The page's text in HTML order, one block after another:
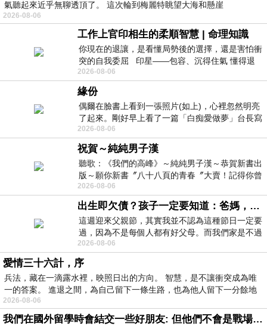
氣聽起來近乎無聊透頂了。 這次輪到梅麗特眺望大海和懸崖
2026-08-06
工作上官印相生的柔順智慧 | 命理知識
你現在的退讓，是看懂局勢後的選擇，還是害怕衝
突的自我委屈 印星——包容、沉得住氣 懂得退
一步觀察，不會
2026-08-06
緣份
偶爾在臉書上看到一張照片(如上)，心裡忽然明亮
了起來。剛好早上看了一篇「白痴愛做夢」台長寫
的貼文，在回顧年輕時瘋狂愛上
2026-08-06
祝賀～純純男子漢
聽歌：《我們的高峰》～純純男子漢～恭賀新書出
版～願你新書〞八十八頁的青春〞大賣！記得你曾
經在我的版留言…「好讚的圖^^感覺大家
2026-08-06
出生即欠債？孩子一定要知道：爸媽，其實我不欠你們
這週迎來父親節，其實我並不認為這種節日一定要
過，因為不是每個人都有好父母。而我們家是不過
節的，平時也沒什麼儀式感，生活趨近冷
2026-08-06
愛情三十六計，序
兵法，藏在一滴露水裡，映照日出的方向。 智慧，是不讓衝突成為唯
一的答案。 進退之間，為自己留下一條生路，也為他人留下一分餘地
2026-08-06
我們在國外留學時會結交一些好朋友: 但他們不會是戰場上的朋友